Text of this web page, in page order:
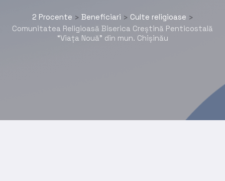
2 Procente > Beneficiari > Culte religioase >
Comunitatea Religioasă Biserica Creștină Penticostală
“Viața Nouă” din mun. Chișinău